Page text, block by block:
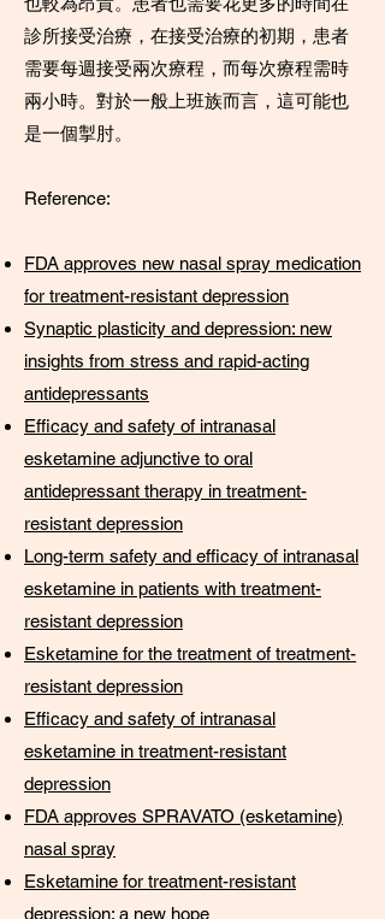
診所接受治療，在接受治療的初期，患者
需要每週接受兩次療程，而每次療程需時
兩小時。對於一般上班族而言，這可能也
是一個掣肘。
Reference:
FDA approves new nasal spray medication
for treatment-resistant depression
Synaptic plasticity and depression: new
insights from stress and rapid-acting
antidepressants
Efficacy and safety of intranasal
esketamine adjunctive to oral
antidepressant therapy in treatment-
resistant depression
Long-term safety and efficacy of intranasal
esketamine in patients with treatment-
resistant depression
Esketamine for the treatment of treatment-
resistant depression
Efficacy and safety of intranasal
esketamine in treatment-resistant
depression
FDA approves SPRAVATO (esketamine)
nasal spray
Esketamine for treatment-resistant
depression: a new hope